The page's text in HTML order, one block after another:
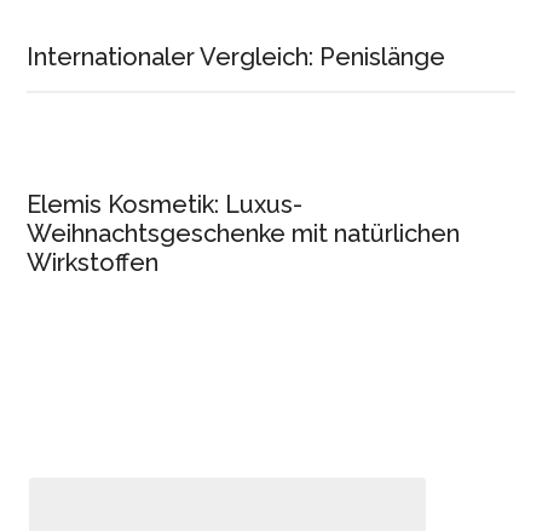
Internationaler Vergleich: Penislänge
Elemis Kosmetik: Luxus-
Weihnachtsgeschenke mit natürlichen
Wirkstoffen